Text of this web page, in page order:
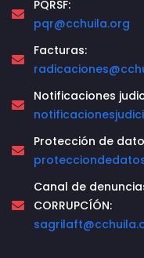
PQRSF:
pqr@cchuila.org
Facturas:
Notificaciones
Protección de
Canal de
CORRUPCÍÓN: